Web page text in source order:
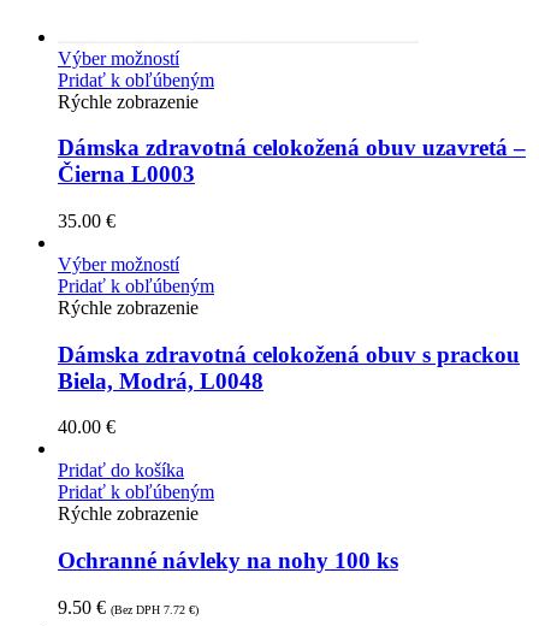
Výber možností
Pridať k obľúbeným
Rýchle zobrazenie
Dámska zdravotná celokožená obuv uzavretá –
Čierna L0003
35.00 €
Výber možností
Pridať k obľúbeným
Rýchle zobrazenie
Dámska zdravotná celokožená obuv s prackou
Biela, Modrá, L0048
40.00 €
Pridať do košíka
Pridať k obľúbeným
Rýchle zobrazenie
Ochranné návleky na nohy 100 ks
9.50 € (Bez DPH 7.72 €)